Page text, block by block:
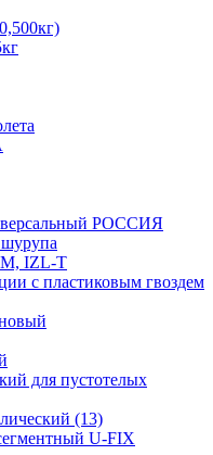
РОССИЯ
IZL-T
с пластиковым гвоздем
для пустотелых
(13)
U-FIX